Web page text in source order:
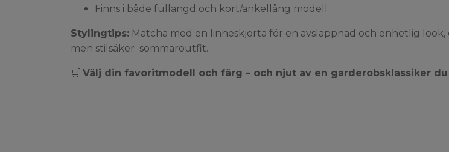
Finns i både fullängd och kort/ankellång modell
Stylingtips: Matcha med en linneskjorta för en avslappnad och enhetlig
men stilsäker sommaroutfit.
🛒 Välj din favoritmodell och färg – och njut av en garderobsklassiker